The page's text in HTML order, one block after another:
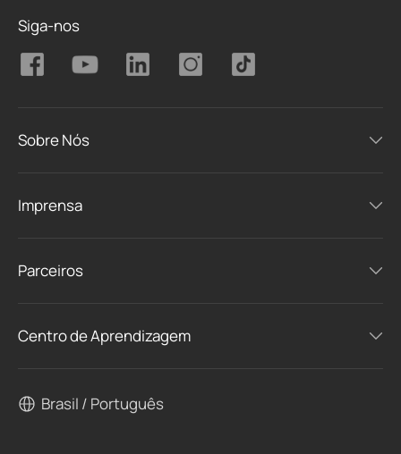
Siga-nos
Sobre Nós
Imprensa
Parceiros
Centro de Aprendizagem
Brasil / Português